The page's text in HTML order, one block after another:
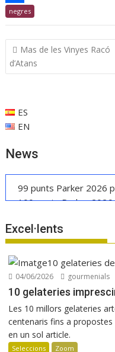
os
p
km
C
m
p
r
t
negres
Navegació
d'entrades
Mas de les Vinyes Racó
d’Atans
ES
EN
News
99 punts Parker 2026
100 punts Parker
La UE reconeix la IGP
Verema al Penedès:
Manuel Raventós
Excel·lents
04/06/2026 gourmenials
10 gelateries
Les 10 millors gelateries
centenaris fins a
en un sol article.
Seleccions Zoom